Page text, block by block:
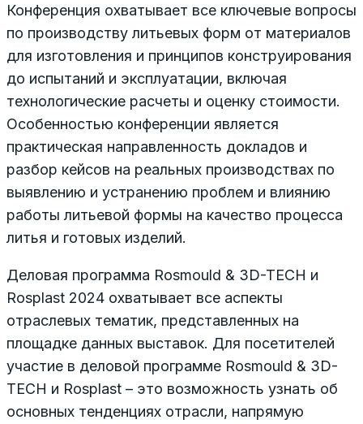
Конференция охватывает все ключевые вопросы
по производству литьевых форм от материалов
для изготовления и принципов конструирования
до испытаний и эксплуатации, включая
технологические расчеты и оценку стоимости.
Особенностью конференции является
практическая направленность докладов и
разбор кейсов на реальных производствах по
выявлению и устранению проблем и влиянию
работы литьевой формы на качество процесса
литья и готовых изделий.
Деловая программа Rosmould & 3D-TECH и
Rosplast 2024 охватывает все аспекты
отраслевых тематик, представленных на
площадке данных выставок. Для посетителей
участие в деловой программе Rosmould & 3D-
TECH и Rosplast – это возможность узнать об
основных тенденциях отрасли, напрямую